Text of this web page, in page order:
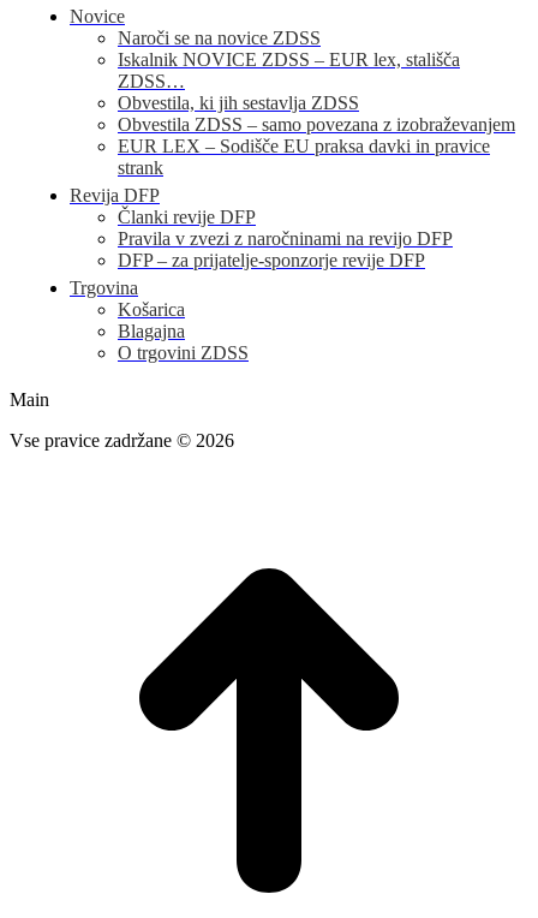
Novice
Naroči se na novice ZDSS
Iskalnik NOVICE ZDSS – EUR lex, stališča
ZDSS…
Obvestila, ki jih sestavlja ZDSS
Obvestila ZDSS – samo povezana z izobraževanjem
EUR LEX – Sodišče EU praksa davki in pravice
strank
Revija DFP
Članki revije DFP
Pravila v zvezi z naročninami na revijo DFP
DFP – za prijatelje-sponzorje revije DFP
Trgovina
Košarica
Blagajna
O trgovini ZDSS
Main
Vse pravice zadržane © 2026